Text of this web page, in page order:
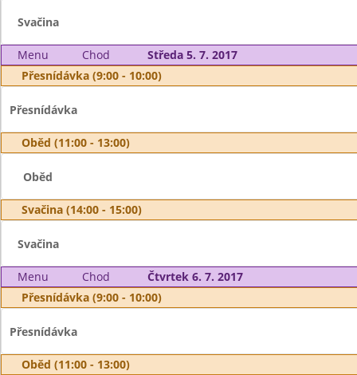
Svačina
Menu Chod
Středa 5. 7. 2017
Přesnídávka (9:00 - 10:00)
Přesnídávka
Oběd (11:00 - 13:00)
Oběd
Svačina (14:00 - 15:00)
Svačina
Menu Chod
Čtvrtek 6. 7. 2017
Přesnídávka (9:00 - 10:00)
Přesnídávka
Oběd (11:00 - 13:00)